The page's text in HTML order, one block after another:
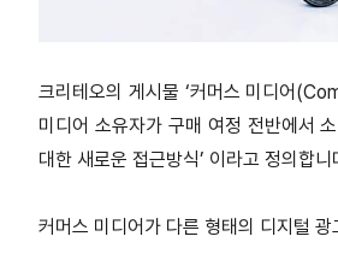
크리테오의 게시물 ‘커머스 미디어
미디어 소유자가 구매 여정 전반에서
대한 새로운 접근방식’ 이라고 정의합니
커머스 미디어가 다른 형태의 디지털